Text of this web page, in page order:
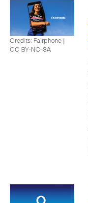
Credits: Fairphone |
CC BY-NC-SA